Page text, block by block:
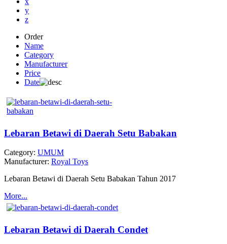
y
z
Order
Name
Category
Manufacturer
Price
Date
Lebaran Betawi di Daerah Setu Babakan
Category: UMUM
Manufacturer: Royal Toys
Lebaran Betawi di Daerah Setu Babakan Tahun 2017
More...
Lebaran Betawi di Daerah Condet